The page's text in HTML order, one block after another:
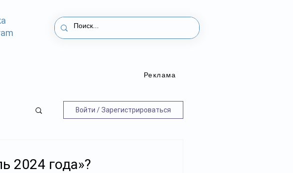
Реклама
Войти / Зарегистрироваться
2024 года»?